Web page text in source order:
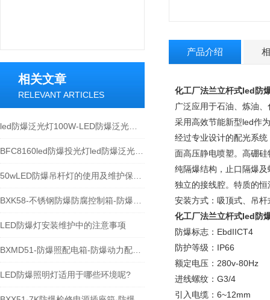
相关文章
RELEVANT ARTICLES
LED防爆灯安装维护中的注意事项
LED防爆照明灯适用于哪些环境呢?
产品介绍
化工厂法兰立杆式led防
广泛应用于石油、炼油
采用高效节能新型led作
经过专业设计的配光系
面高压静电喷塑。高硼
纯隔爆结构，止口隔爆
独立的接线腔。特质的
安装方式：吸顶式、吊
化工厂法兰立杆式led防
防爆标志：EbdIICT4
防护等级：IP66
额定电压：280v-80Hz
进线螺纹：G3/4
引入电缆：6~12mm